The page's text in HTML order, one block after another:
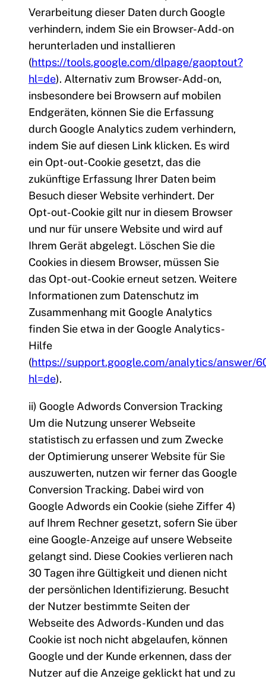
Verarbeitung dieser Daten durch Google
verhindern, indem Sie ein Browser-Add-on
herunterladen und installieren
(https://tools.google.com/dlpage/gaoptout?
hl=de). Alternativ zum Browser-Add-on,
insbesondere bei Browsern auf mobilen
Endgeräten, können Sie die Erfassung
durch Google Analytics zudem verhindern,
indem Sie auf diesen Link klicken. Es wird
ein Opt-out-Cookie gesetzt, das die
zukünftige Erfassung Ihrer Daten beim
Besuch dieser Website verhindert. Der
Opt-out-Cookie gilt nur in diesem Browser
und nur für unsere Website und wird auf
Ihrem Gerät abgelegt. Löschen Sie die
Cookies in diesem Browser, müssen Sie
das Opt-out-Cookie erneut setzen. Weitere
Informationen zum Datenschutz im
Zusammenhang mit Google Analytics
finden Sie etwa in der Google Analytics-
Hilfe
(https://support.google.com/analytics/answer/
hl=de).
ii) Google Adwords Conversion Tracking
Um die Nutzung unserer Webseite
statistisch zu erfassen und zum Zwecke
der Optimierung unserer Website für Sie
auszuwerten, nutzen wir ferner das Google
Conversion Tracking. Dabei wird von
Google Adwords ein Cookie (siehe Ziffer 4)
auf Ihrem Rechner gesetzt, sofern Sie über
eine Google-Anzeige auf unsere Webseite
gelangt sind. Diese Cookies verlieren nach
30 Tagen ihre Gültigkeit und dienen nicht
der persönlichen Identifizierung. Besucht
der Nutzer bestimmte Seiten der
Webseite des Adwords-Kunden und das
Cookie ist noch nicht abgelaufen, können
Google und der Kunde erkennen, dass der
Nutzer auf die Anzeige geklickt hat und zu